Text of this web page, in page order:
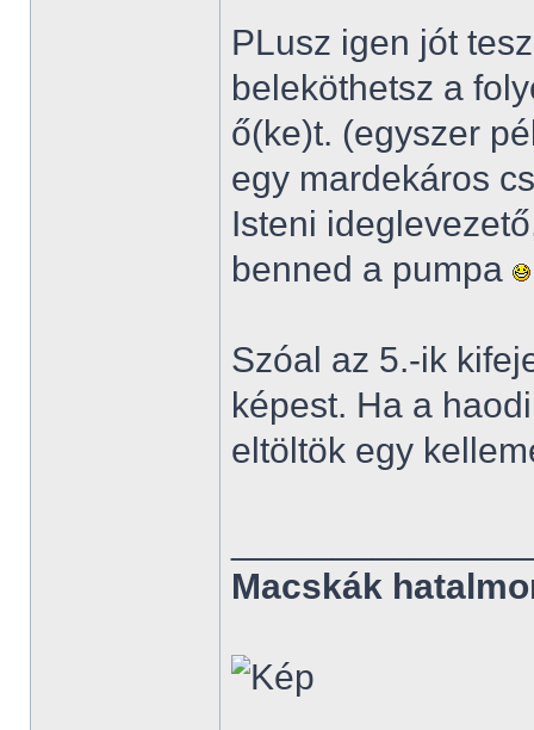
PLusz igen jót
beleköthetsz a
ő(ke)t. (egyszer
egy mardekáros
Isteni
benned a pumpa
Szóal az 5.-ik
képest. Ha a
eltöltök egy
Macskák